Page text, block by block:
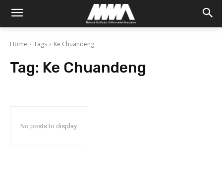
Home Tags Ke Chuandeng
Tag: Ke Chuandeng
No posts to display